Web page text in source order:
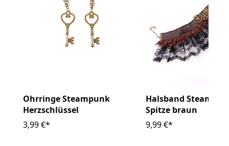
Ohrringe Steampunk
Herzschlüssel
3,99 €*
Halsband
Spitze braun
9,99 €*